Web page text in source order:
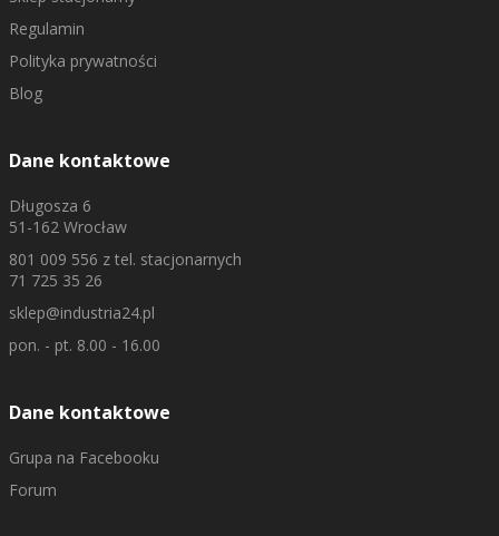
Regulamin
Polityka prywatności
Blog
Dane kontaktowe
Długosza 6
51-162 Wrocław
801 009 556 z tel. stacjonarnych
71 725 35 26
sklep@industria24.pl
pon. - pt. 8.00 - 16.00
Dane kontaktowe
Grupa na Facebooku
Forum